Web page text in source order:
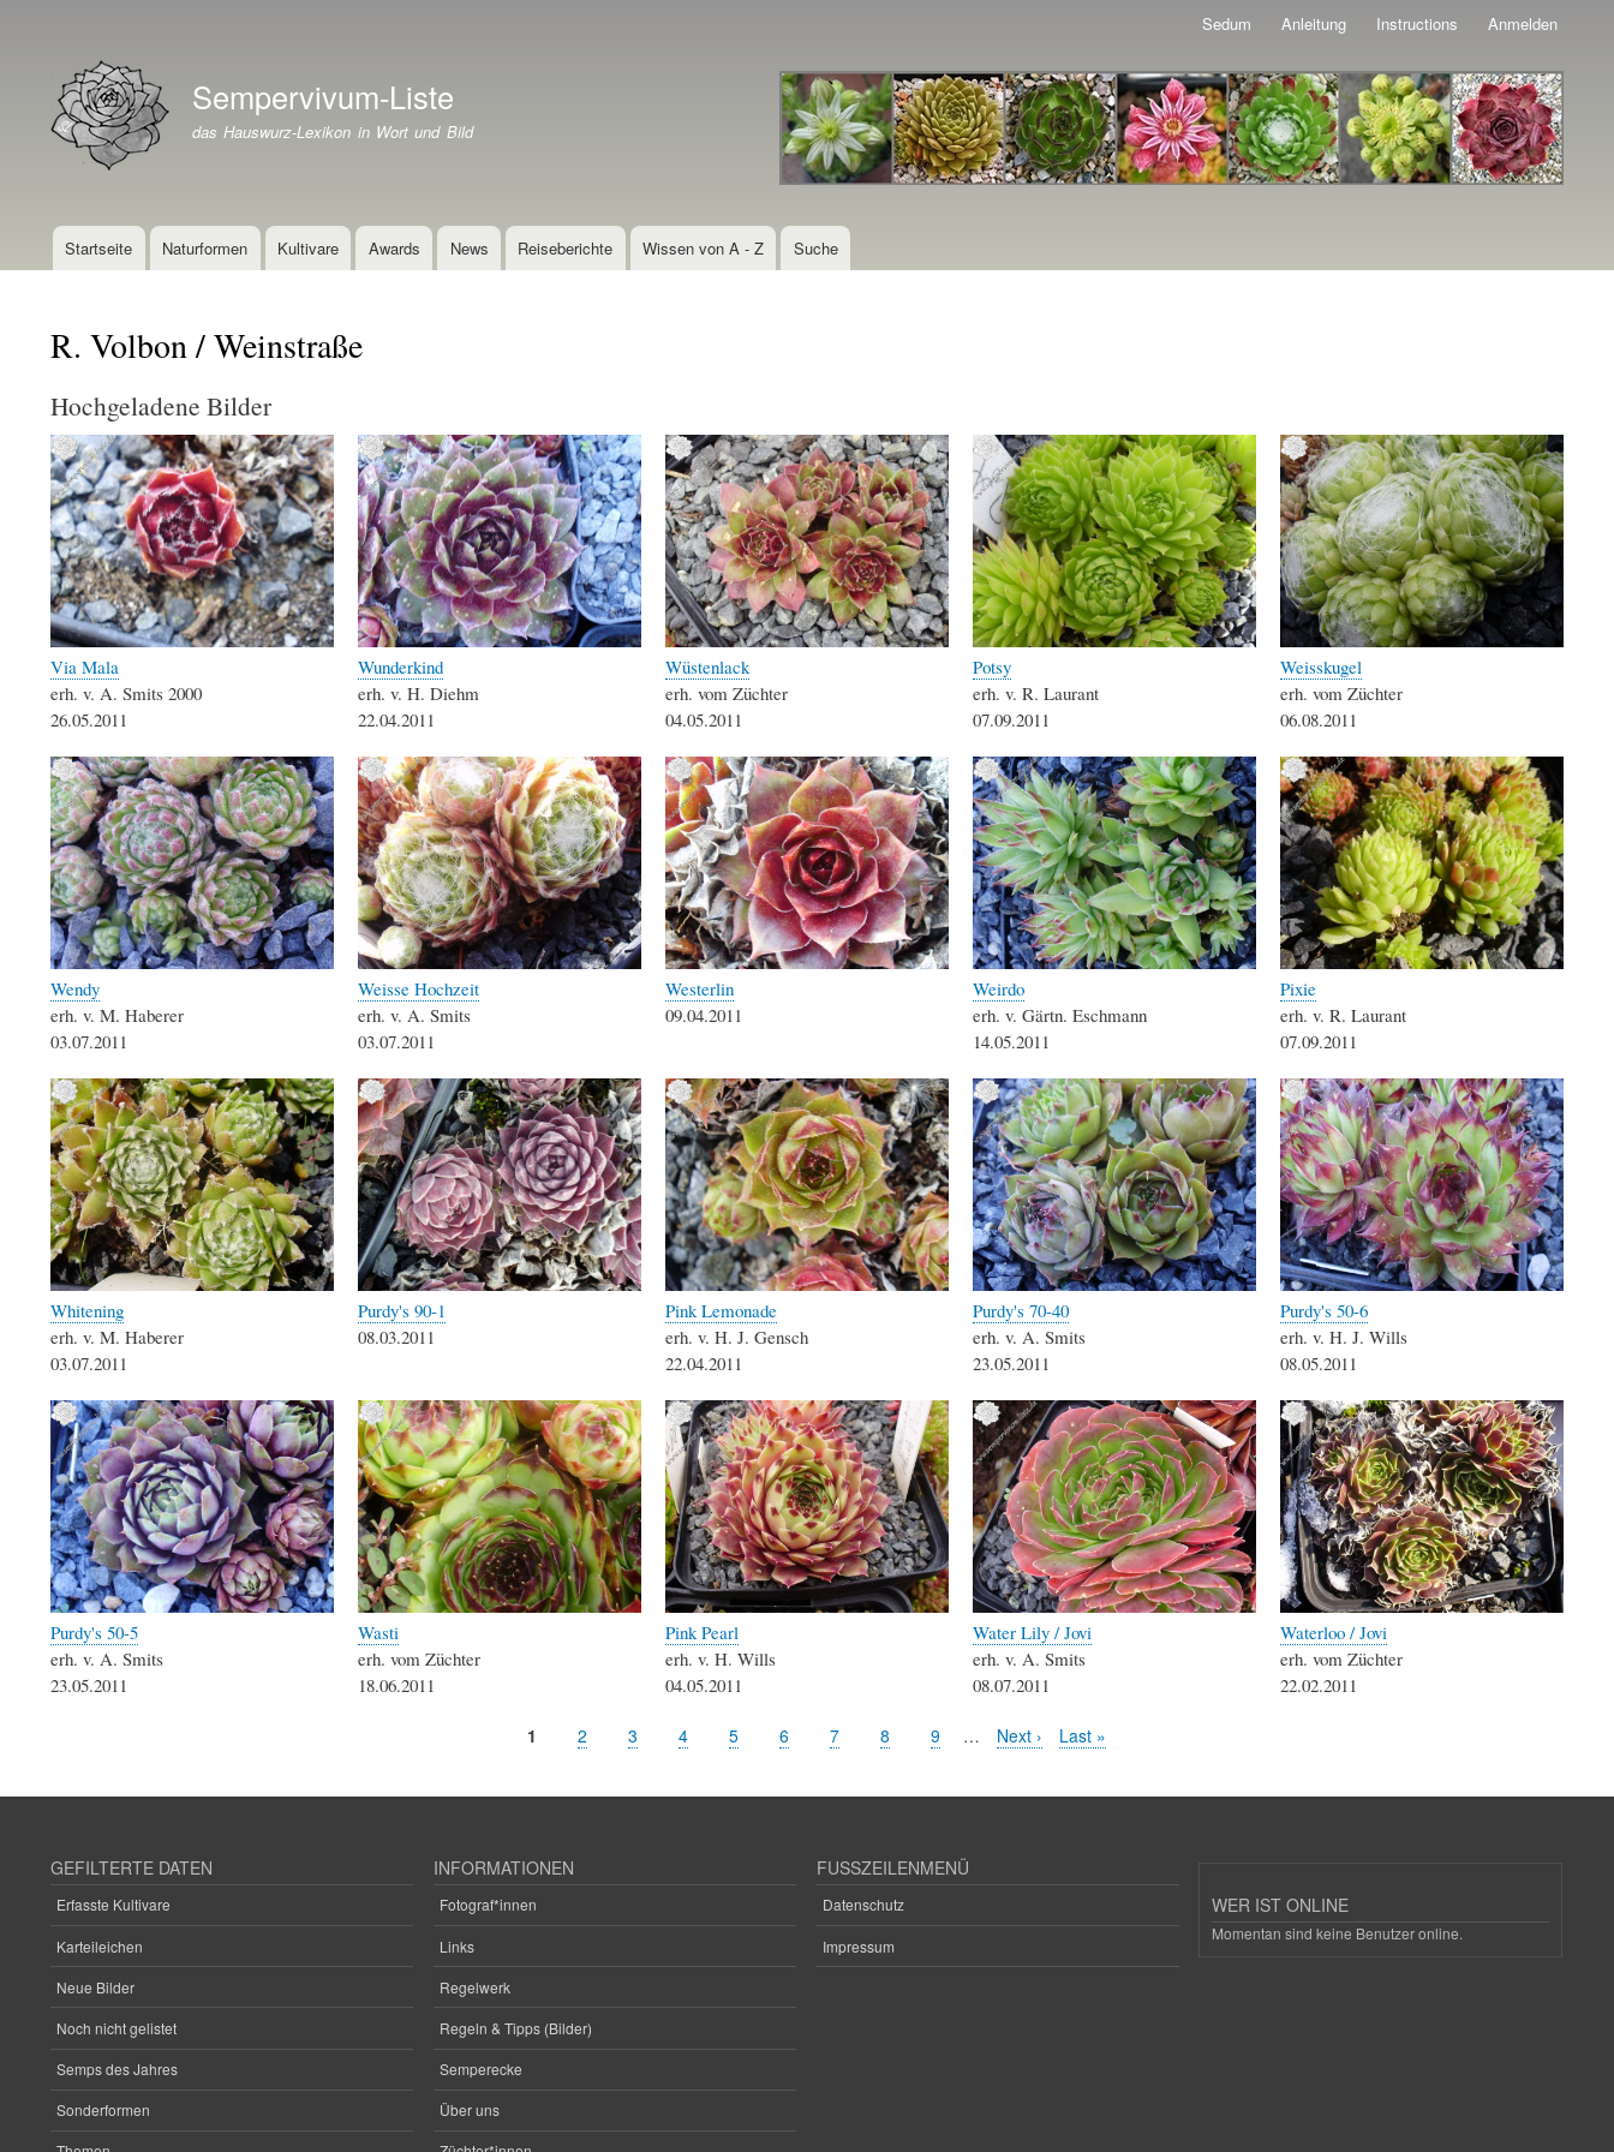
Inhalt
Sedum Anleitung Instructions Anmelden
Branding der WebsiteSempervivum-Liste
das Hauswurz-Lexikon in Wort und Bild
Hauptnavigation
Startseite Naturformen Kultivare Awards News Reiseberichte Wissen von A - Z Suche
R. Volbon / Weinstraße
Hochgeladene Bilder
Via Mala
erh. v. A. Smits 2000
26.05.2011
Wunderkind
erh. v. H. Diehm
22.04.2011
Wüstenlack
erh. vom Züchter
04.05.2011
Potsy
erh. v. R. Laurant
07.09.2011
Weisskugel
erh. vom Züchter
06.08.2011
Wendy
erh. v. M. Haberer
03.07.2011
Weisse Hochzeit
erh. v. A. Smits
03.07.2011
Westerlin
09.04.2011
Weirdo
erh. v. Gärtn. Eschmann
14.05.2011
Pixie
erh. v. R. Laurant
07.09.2011
Whitening
erh. v. M. Haberer
03.07.2011
Purdy's 90-1
08.03.2011
Pink Lemonade
erh. v. H. J. Gensch
22.04.2011
Purdy's 70-40
erh. v. A. Smits
23.05.2011
Purdy's 50-6
erh. v. H. J. Wills
08.05.2011
Purdy's 50-5
erh. v. A. Smits
23.05.2011
Wasti
erh. vom Züchter
18.06.2011
Pink Pearl
erh. v. H. Wills
04.05.2011
Water Lily / Jovi
erh. v. A. Smits
08.07.2011
Waterloo / Jovi
erh. vom Züchter
22.02.2011
Aktuelle
1 Seite
2 Seite
3 Seite
4 Seite
5 Seite
6 Seite
7 Seite
8 Seite
9 …
Nächste
Next ›
Letzte
Last »
GEFILTERTE DATEN
Erfasste Kultivare
Karteileichen
Neue Bilder
Noch nicht gelistet
Semps des Jahres
Sonderformen
INFORMATIONEN
Fotograf*innen
Links
Regelwerk
Regeln & Tipps (Bilder)
Semperecke
Über uns
FUSSZEILENMENÜ
Datenschutz
Impressum
WER IST ONLINE
Momentan sind keine Benutzer online.